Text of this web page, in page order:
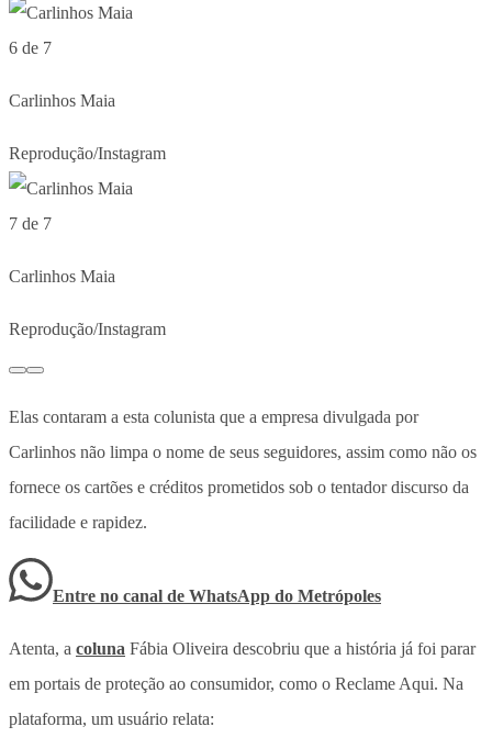
6 de 7
Carlinhos Maia
Reprodução/Instagram
7 de 7
Carlinhos Maia
Reprodução/Instagram
Elas contaram a esta colunista que a empresa divulgada por
Carlinhos não limpa o nome de seus seguidores, assim como não os
fornece os cartões e créditos prometidos sob o tentador discurso da
facilidade e rapidez.
Entre no canal de WhatsApp do Metrópoles
Atenta, a coluna Fábia Oliveira descobriu que a história já foi parar
em portais de proteção ao consumidor, como o Reclame Aqui. Na
plataforma, um usuário relata: